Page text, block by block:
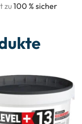
zu100 % sicher